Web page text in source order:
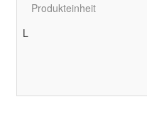
Produkteinheit
L